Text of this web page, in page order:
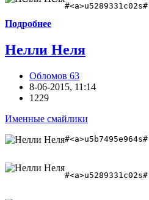
#<a>u5289331c02s#
Подробнее
Нелли Неля
Обломов 63
8-06-2015, 11:14
1229
Именные смайлики
#<a>u5b7495e964s#
#<a>u5289331c02s#